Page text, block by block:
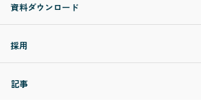
資料ダウンロード
採用
記事